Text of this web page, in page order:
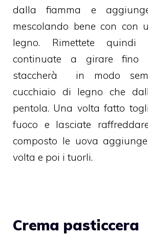
dalla fiamma e
mescolando bene con con
legno. Rimettete
continuate a girare
staccherà in modo
cucchiaio di legno che
pentola. Una volta fatto
fuoco e lasciate
composto le uova
volta e poi i tuorli.
Crema pasticcera